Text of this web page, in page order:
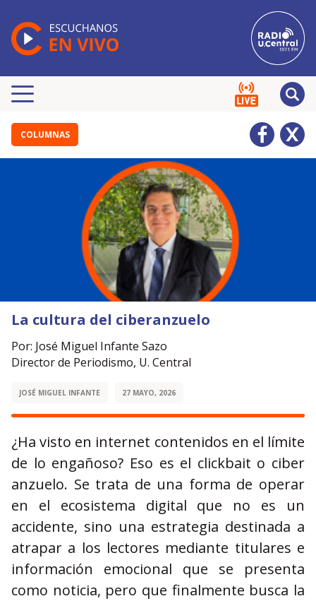
COLUMNAS
La cultura del ciberanzuelo
Por: José Miguel Infante Sazo
Director de Periodismo, U. Central
JOSÉ MIGUEL INFANTE 27 MAYO, 2026
¿Ha visto en internet contenidos en el límite
de lo engañoso? Eso es el clickbait o ciber
anzuelo. Se trata de una forma de operar
en el ecosistema digital que no es un
accidente, sino una estrategia destinada a
atrapar a los lectores mediante titulares e
información emocional que se presenta
como noticia, pero que finalmente busca la